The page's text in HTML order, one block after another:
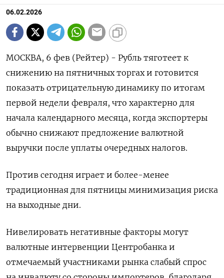
06.02.2026
МОСКВА, 6 фев (Рейтер) - Рубль тяготеет к
снижению на пятничных торгах и готовится
показать отрицательную динамику по итогам
первой недели февраля, что характерно для
начала календарного месяца, когда экспортеры
обычно снижают предложение валютной
выручки после уплаты очередных налогов.
Против сегодня играет и более-менее
традиционная для пятницы минимизация риска
⁠на выходные дни.
Нивелировать негативные факторы могут
валютные интервенции Центробанка и
отмечаемый участниками рынка слабый спрос